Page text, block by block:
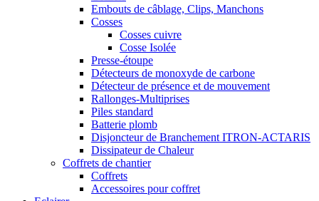
Embouts de câblage, Clips, Manchons
Cosses
Cosses cuivre
Cosse Isolée
Presse-étoupe
Détecteurs de monoxyde de carbone
Détecteur de présence et de mouvement
Rallonges-Multiprises
Piles standard
Batterie plomb
Disjoncteur de Branchement ITRON-ACTARIS
Dissipateur de Chaleur
Coffrets de chantier
Coffrets
Accessoires pour coffret